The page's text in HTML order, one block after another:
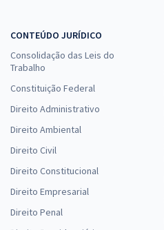
CONTEÚDO JURÍDICO
Consolidação das Leis do
Trabalho
Constituição Federal
Direito Administrativo
Direito Ambiental
Direito Civil
Direito Constitucional
Direito Empresarial
Direito Penal